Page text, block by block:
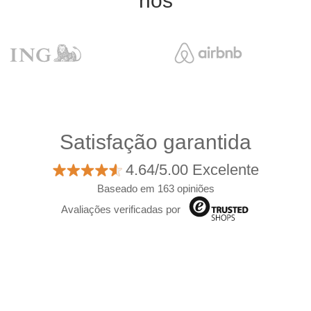
Satisfação garantida
4.64/5.00 Excelente
Baseado em 163 opiniões
Avaliações verificadas por